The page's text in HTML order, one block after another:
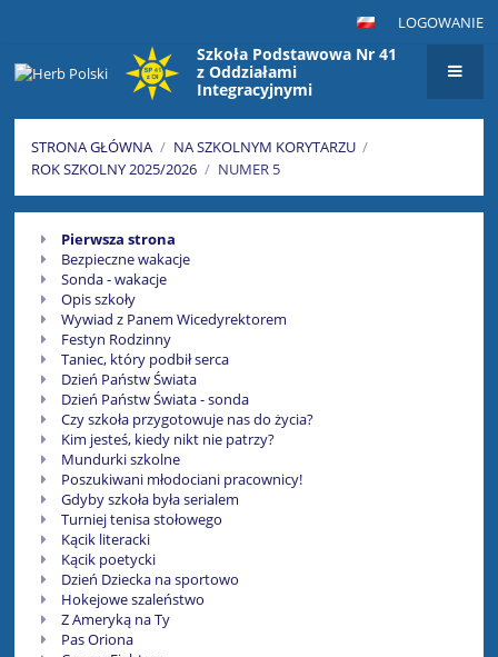
LOGOWANIE
Szkoła Podstawowa Nr 41
z Oddziałami
Integracyjnymi
w Szczecinie
STRONA GŁÓWNA / NA SZKOLNYM KORYTARZU /
ROK SZKOLNY 2025/2026 / NUMER 5
Numer
Pierwsza strona
Bezpieczne wakacje
Sonda - wakacje
Opis szkoły
Wywiad z Panem Wicedyrektorem
Festyn Rodzinny
Taniec, który podbił serca
Dzień Państw Świata
Dzień Państw Świata - sonda
Czy szkoła przygotowuje nas do życia?
Kim jesteś, kiedy nikt nie patrzy?
Mundurki szkolne
Poszukiwani młodociani pracownicy!
Gdyby szkoła była serialem
Turniej tenisa stołowego
Kącik literacki
Kącik poetycki
Dzień Dziecka na sportowo
Hokejowe szaleństwo
Z Ameryką na Ty
Pas Oriona